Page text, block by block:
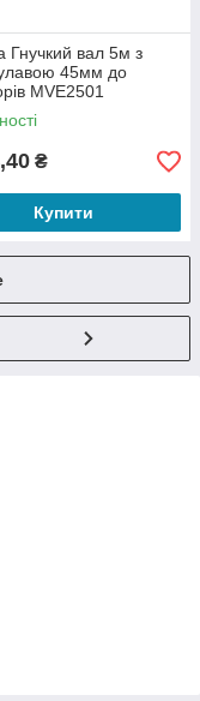
Гнучкий вал 5м з
45мм до
MVE2501
₴
Купити